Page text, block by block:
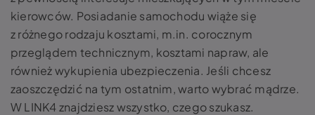
kierowców. Posiadanie samochodu wiąże się
z różnego rodzaju kosztami, m.in. corocznym
przeglądem technicznym, kosztami napraw, ale
również wykupienia ubezpieczenia. Jeśli chcesz
zaoszczędzić na tym ostatnim, warto wybrać mądrze.
W LINK4 znajdziesz wszystko, czego szukasz.